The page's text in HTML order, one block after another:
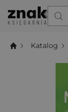
Katalog